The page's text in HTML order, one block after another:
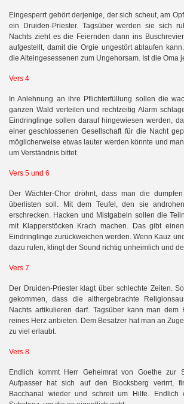
Eingesperrt gehört derjenige, der sich scheut, am
ein Druiden-Priester. Tagsüber werden sie sich
Nachts zieht es die Feiernden dann ins
aufgestellt, damit die Orgie ungestört ablaufen
die Alteingesessenen zum Ungehorsam. Ist die Oma
Vers 4
In Anlehnung an ihre Pflichterfüllung sollen die
ganzen Wald verteilen und rechtzeitig Alarm
Eindringlinge sollen darauf hingewiesen werden,
einer geschlossenen Gesellschaft für die Nacht
möglicherweise etwas lauter werden könnte und
um Verständnis bittet.
Vers 5 und 6
Der Wächter-Chor dröhnt, dass man die
überlisten soll. Mit dem Teufel, den sie
erschrecken. Hacken und Mistgabeln sollen die
mit Klapperstöcken Krach machen. Das gibt
Eindringlinge zurückweichen werden. Wenn Kauz
dazu rufen, klingt der Sound richtig unheimlich und
Vers 7
Der Druiden-Priester klagt über schlechte Zeiten.
gekommen, dass die althergebrachte
Nachts artikulieren darf. Tagsüber kann man dem
reines Herz anbieten. Dem Besatzer hat man an
zu viel erlaubt.
Vers 8
Endlich kommt Herr Geheimrat von Goethe zur
Aufpasser hat sich auf den Blocksberg verirrt,
Bacchanal wieder und schreit um Hilfe.